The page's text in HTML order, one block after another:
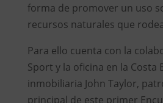
forma de promover un uso
recursos naturales que
Para ello cuenta con la
Sport y la oficina en la Costa
inmobiliaria John Taylor,
principal de este primer